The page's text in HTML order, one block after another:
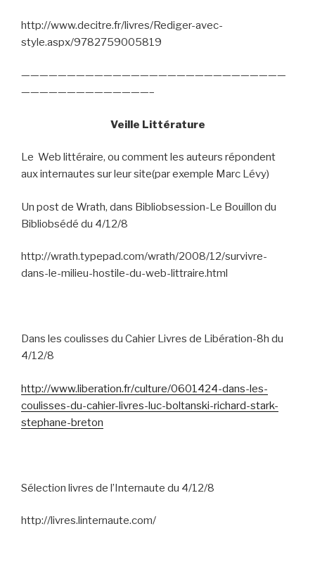
http://www.decitre.fr/livres/Rediger-avec-
style.aspx/9782759005819
—————————————————————————————
——————————————–
Veille Littérature
Le Web littéraire, ou comment les auteurs répondent
aux internautes sur leur site(par exemple Marc Lévy)
Un post de Wrath, dans Bibliobsession-Le Bouillon du
Bibliobsédé du 4/12/8
http://wrath.typepad.com/wrath/2008/12/survivre-
dans-le-milieu-hostile-du-web-littraire.html
Dans les coulisses du Cahier Livres de Libération-8h du
4/12/8
http://www.liberation.fr/culture/0601424-dans-les-
coulisses-du-cahier-livres-luc-boltanski-richard-stark-
stephane-breton
Sélection livres de l’Internaute du 4/12/8
http://livres.linternaute.com/